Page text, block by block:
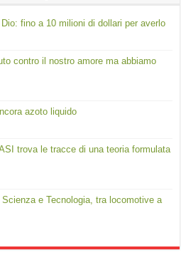
fino a 10 milioni di dollari per averlo
contro il nostro amore ma abbiamo
azoto liquido
trova le tracce di una teoria formulata
e Tecnologia, tra locomotive a